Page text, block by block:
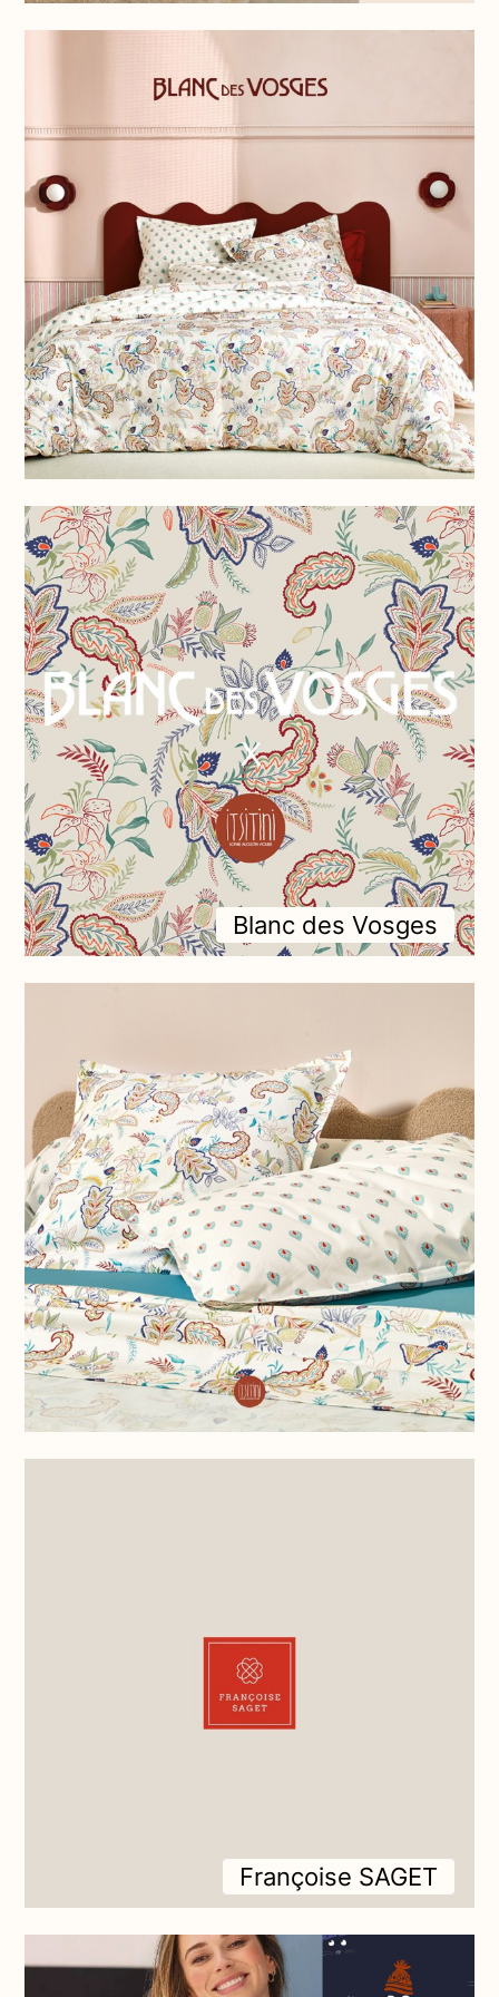
Blanc des Vosges
Françoise SAGET